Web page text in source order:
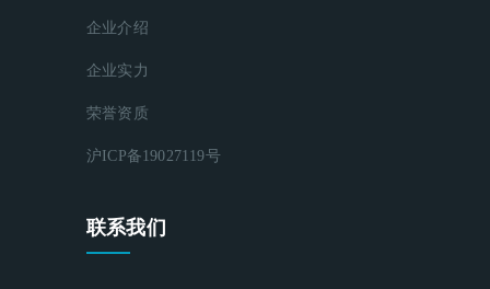
企业介绍
企业实力
荣誉资质
沪ICP备19027119号
联系我们